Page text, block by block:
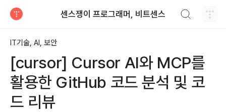
센스쟁이 프로그래머, 비트센스
IT기술, AI, 보안
[cursor] Cursor AI와 MCP를
활용한 GitHub 코드 분석 및 코
드 리뷰